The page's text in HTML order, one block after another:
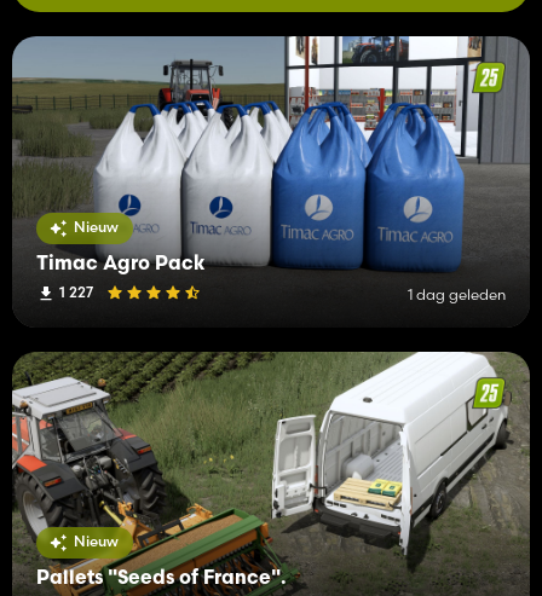
Nieuw
Timac Agro Pack
1 227 1 dag geleden
Nieuw
Pallets "Seeds of France".